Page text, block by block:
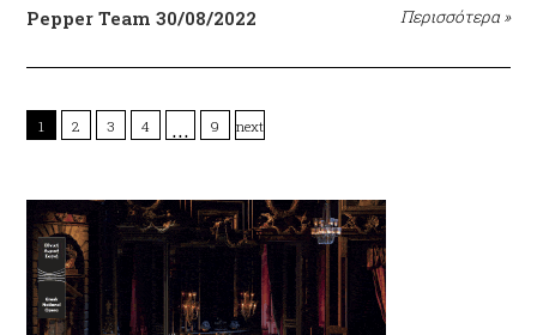
Pepper Team 30/08/2022 Περισσότερα »
1 2 3 4 … 9 next